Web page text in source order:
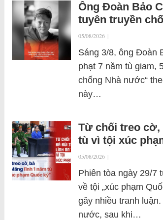
Ông Đoàn Bảo
tuyên truyền
05/08/2026 |
Sáng 3/8, ông Đoàn
phạt 7 năm tù giam,
chống Nhà nước“
này…
Từ chối treo cờ,
tù vì tội xúc
05/08/2026 |
Phiên tòa ngày 29/7
về tội „xúc phạm
gây nhiều tranh
nước, sau khi…